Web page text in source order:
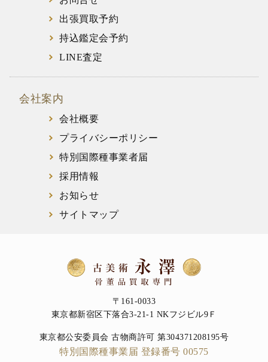
出張買取予約
持込鑑定会予約
LINE査定
会社案内
会社概要
プライバシーポリシー
特別国際種事業者届
採用情報
お知らせ
サイトマップ
〒161-0033
東京都新宿区下落合3-21-1 NKフジビル9Ｆ
東京都公安委員会 古物商許可 第304371208195号
特別国際種事業届 登録番号 00575